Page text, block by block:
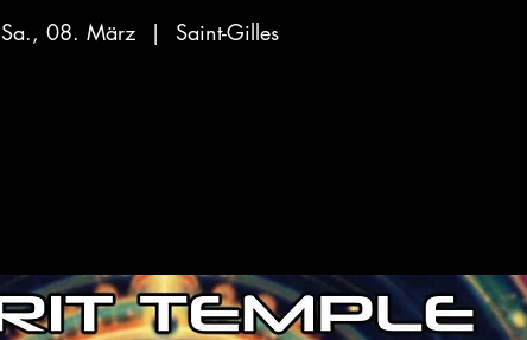
Sa., 08. März
  |
Saint-Gilles